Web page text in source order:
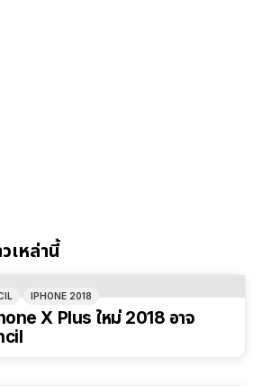
เหล่านี้
IPHONE 2018
X Plus ใหม่ 2018 อาจ